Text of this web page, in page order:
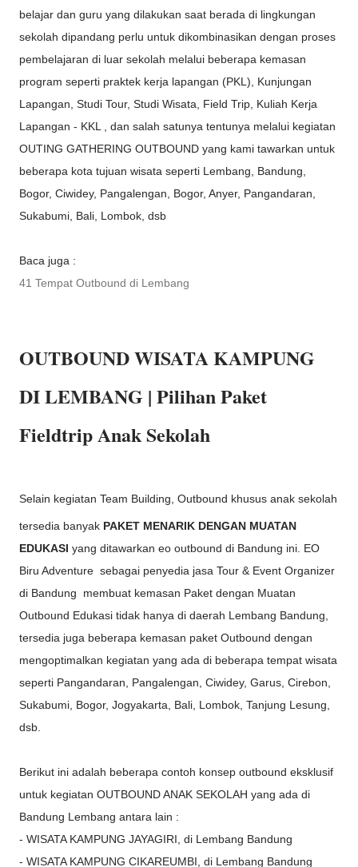
belajar dan guru yang dilakukan saat berada di lingkungan
sekolah dipandang perlu untuk dikombinasikan dengan proses
pembelajaran di luar sekolah melalui beberapa kemasan
program seperti praktek kerja lapangan (PKL), Kunjungan
Lapangan, Studi Tour, Studi Wisata, Field Trip, Kuliah Kerja
Lapangan - KKL , dan salah satunya tentunya melalui kegiatan
OUTING GATHERING OUTBOUND yang kami tawarkan untuk
beberapa kota tujuan wisata seperti Lembang, Bandung,
Bogor, Ciwidey, Pangalengan, Bogor, Anyer, Pangandaran,
Sukabumi, Bali, Lombok, dsb
Baca juga :
41 Tempat Outbound di Lembang
OUTBOUND WISATA KAMPUNG
DI LEMBANG | Pilihan Paket
Fieldtrip Anak Sekolah
Selain kegiatan Team Building, Outbound khusus anak sekolah
tersedia banyak PAKET MENARIK DENGAN MUATAN
EDUKASI yang ditawarkan eo outbound di Bandung ini. EO
Biru Adventure sebagai penyedia jasa Tour & Event Organizer
di Bandung membuat kemasan Paket dengan Muatan
Outbound Edukasi tidak hanya di daerah Lembang Bandung,
tersedia juga beberapa kemasan paket Outbound dengan
mengoptimalkan kegiatan yang ada di beberapa tempat wisata
seperti Pangandaran, Pangalengan, Ciwidey, Garus, Cirebon,
Sukabumi, Bogor, Jogyakarta, Bali, Lombok, Tanjung Lesung,
dsb.
Berikut ini adalah beberapa contoh konsep outbound eksklusif
untuk kegiatan OUTBOUND ANAK SEKOLAH yang ada di
Bandung Lembang antara lain :
- WISATA KAMPUNG JAYAGIRI, di Lembang Bandung
- WISATA KAMPUNG CIKAREUMBI, di Lembang Bandung